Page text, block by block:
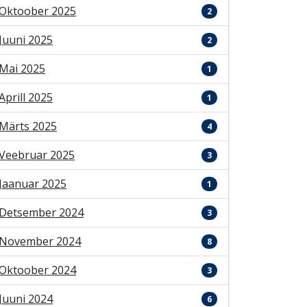
2025 2
2025 2
2025 1
2025 1
2025 4
2025 3
2025 1
2024 3
2024 8
2024 3
2024 6